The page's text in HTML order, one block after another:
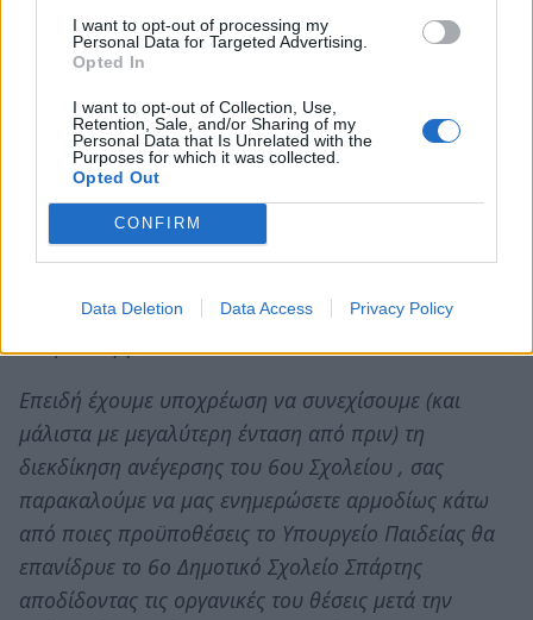
I want to opt-out of processing my
Personal Data for Targeted Advertising.
Opted In
I want to opt-out of Collection, Use,
Retention, Sale, and/or Sharing of my
Personal Data that Is Unrelated with the
Purposes for which it was collected.
Opted Out
CONFIRM
Data Deletion Data Access Privacy Policy
-Θα στεγάσει το 7ο Νηπιαγωγείο Σπάρτης .
-Θα αποσυμφορήσει , μέσα από ανακατανομή του
μαθητικού δυναμικού , ΟΛΑ τα σχολεία της πόλης ,
αποδίδοντας ωφέλιμες αίθουσες και χώρους που
σήμερα λείπουν.
-Θα ανοίξει δρόμο για τη στέγαση ΟΛΩΝ των
Νηπιαγωγείων της πόλης , τα οποία στεγάζονται σε
κ. Υφυπουργέ
Επειδή έχουμε υποχρέωση να συνεχίσουμε (και
μάλιστα με μεγαλύτερη ένταση από πριν) τη
διεκδίκηση ανέγερσης του 6ου Σχολείου , σας
παρακαλούμε να μας ενημερώσετε αρμοδίως κάτω
από ποιες προϋποθέσεις το Υπουργείο Παιδείας θα
επανίδρυε το 6ο Δημοτικό Σχολείο Σπάρτης
αποδίδοντας τις οργανικές του θέσεις μετά την